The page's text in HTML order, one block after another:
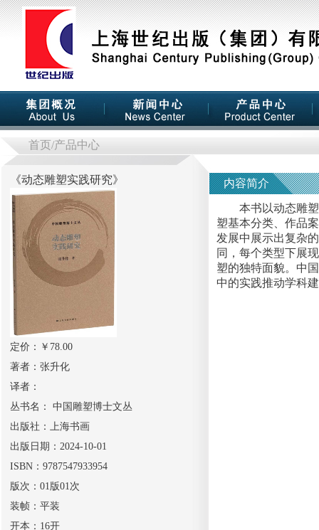
首页/产品中心
《动态雕塑实践研究》
定价：￥ 78.00
著者： 张升化
译者：
丛书名： 中国雕塑博士文丛
出版社： 上海书画
出版日期： 2024-10-01
ISBN： 9787547933954
版次： 01版01次
装帧： 平装
开本： 16开
内容简介
本书以动态雕塑
塑基本分类、作品
发展中展示出复杂
同，每个类型下展
塑的独特面貌。中
中的实践推动学科